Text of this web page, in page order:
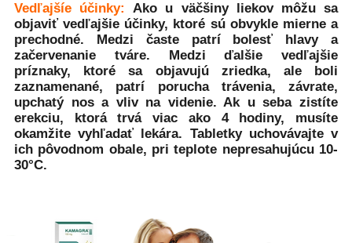
Vedľajšíe účinky:Ako u väčšiny liekov môžu sa
objaviť vedľajšie účinky, ktoré sú obvykle mierne a
prechodné. Medzi časte patrí bolesť hlavy a
začervenanie tváre. Medzi ďalšie vedľajšie
príznaky, ktoré sa objavujú zriedka, ale boli
zaznamenané, patrí porucha trávenia, závrate,
upchatý nos a vliv na videnie. Ak u seba zistíte
erekciu, ktorá trvá viac ako 4 hodiny, musíte
okamžite vyhľadať lekára. Tabletky uchovávajte v
ich pôvodnom obale, pri teplote nepresahujúcu 10-
30°C.